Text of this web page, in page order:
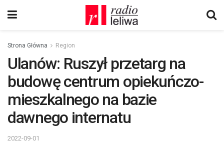
Strona Główna Region
Ulanów: Ruszył przetarg na
budowę centrum opiekuńczo-
mieszkalnego na bazie
dawnego internatu
2022-09-01